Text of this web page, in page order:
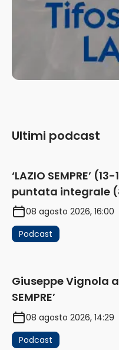
Ultimi podcast
‘LAZIO SEMPRE’
puntata integrale
08 agosto 2026, 16:00
Podcast
Giuseppe Vignola a
SEMPRE’
08 agosto 2026, 14:29
Podcast